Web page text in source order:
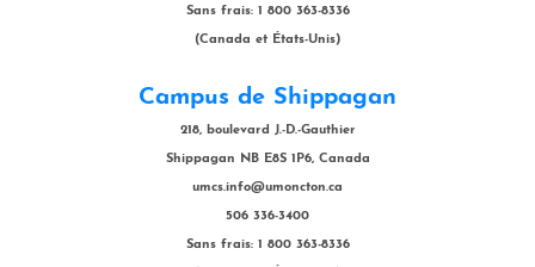
Sans frais: 1 800 363-8336
(Canada et États-Unis)
Campus de Shippagan
218, boulevard J.-D.-Gauthier
Shippagan NB E8S 1P6, Canada
umcs.info@umoncton.ca
506 336-3400
Sans frais: 1 800 363-8336